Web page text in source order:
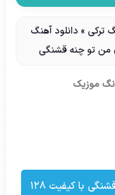
ترکی » دانلود آهنگ
من تو چنه قشنگی
موزیک
با کیفیت ۱۲۸